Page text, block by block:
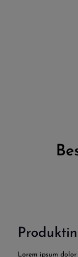
Lorem ipsum